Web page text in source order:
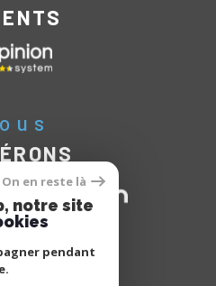
Nous
On en reste là
notre site
pendant